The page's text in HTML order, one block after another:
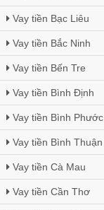
Vay tiền Bạc Liêu
Vay tiền Bắc Ninh
Vay tiền Bến Tre
Vay tiền Bình Định
Vay tiền Bình Phước
Vay tiền Bình Thuận
Vay tiền Cà Mau
Vay tiền Cần Thơ